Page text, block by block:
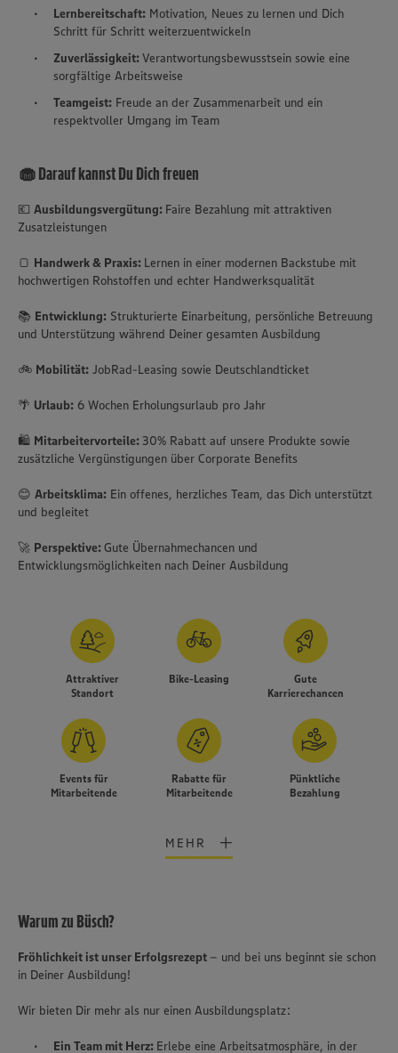
Lernbereitschaft: Motivation, Neues zu lernen und Dich
Schritt für Schritt weiterzuentwickeln
Zuverlässigkeit:Verantwortungsbewusstsein sowie eine
sorgfältige Arbeitsweise
Teamgeist: Freude an der Zusammenarbeit und ein
respektvoller Umgang im Team
🧁 Darauf kannst Du Dich freuen
💶 Ausbildungsvergütung: Faire Bezahlung mit attraktiven
Zusatzleistungen
🍞 Handwerk & Praxis: Lernen in einer modernen Backstube mit
hochwertigen Rohstoffen und echter Handwerksqualität
📚 Entwicklung: Strukturierte Einarbeitung, persönliche Betreuung
und Unterstützung während Deiner gesamten Ausbildung
🚲 Mobilität: JobRad-Leasing sowie Deutschlandticket
🌴 Urlaub: 6 Wochen Erholungsurlaub pro Jahr
🛍️ Mitarbeitervorteile: 30% Rabatt auf unsere Produkte sowie
zusätzliche Vergünstigungen über Corporate Benefits
😊 Arbeitsklima: Ein offenes, herzliches Team, das Dich unterstützt
und begleitet
🚀 Perspektive:Gute Übernahmechancen und
Entwicklungsmöglichkeiten nach Deiner Ausbildung
Attraktiver
Standort
Bike-Leasing
Gute
Karrierechancen
Events für
Mitarbeitende
Rabatte für
Mitarbeitende
Pünktliche
Bezahlung
MEHR
Warum zu Büsch?
Fröhlichkeit ist unser Erfolgsrezept – und bei uns beginnt sie schon
in Deiner Ausbildung!
Wir bieten Dir mehr als nur einen Ausbildungsplatz:
Ein Team mit Herz: Erlebe eine Arbeitsatmosphäre, in der